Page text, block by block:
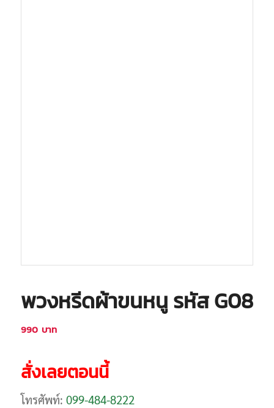
พวงหรีดผ้าขนหนู รหัส G08
990 บาท
สั่งเลยตอนนี้
โทรศัพท์: 099-484-8222